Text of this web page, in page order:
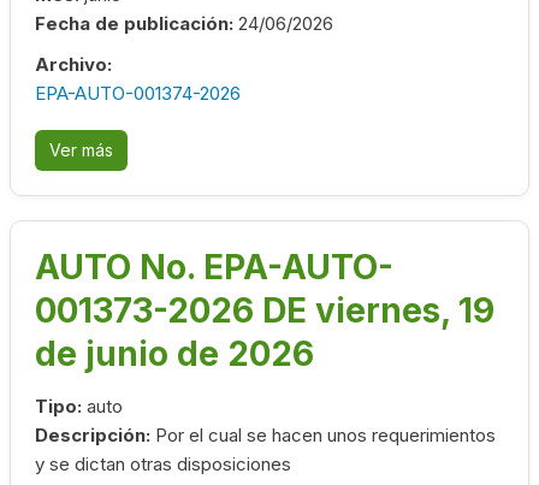
Fecha de publicación: 24/06/2026
Archivo:
EPA-AUTO-001374-2026
Ver más
AUTO No. EPA-AUTO-
001373-2026 DE viernes, 19
de junio de 2026
Tipo: auto
Descripción: Por el cual se hacen unos requerimientos
y se dictan otras disposiciones